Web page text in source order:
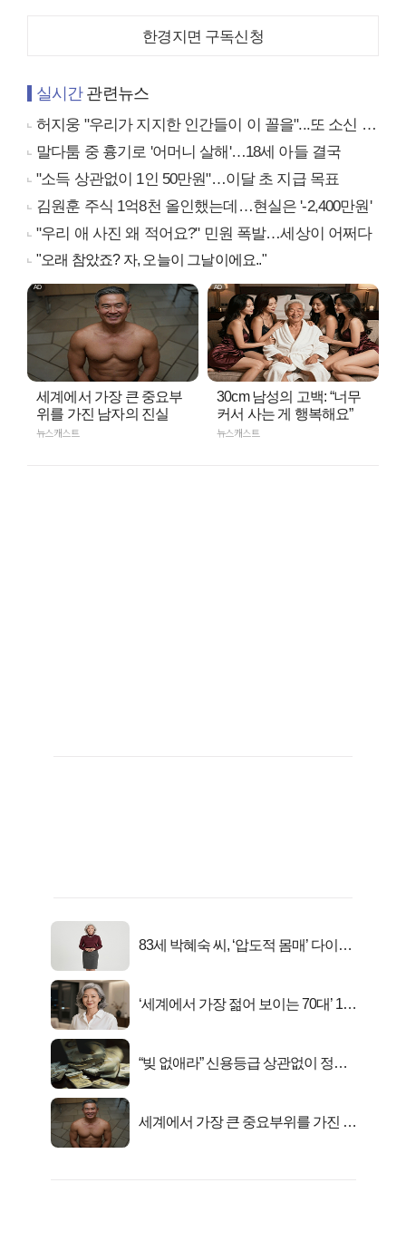
한경지면 구독신청
실시간관련뉴스
허지웅 "우리가 지지한 인간들이 이 꼴을"...또 소신 발언
말다툼 중 흉기로 '어머니 살해'…18세 아들 결국
"소득 상관없이 1인 50만원"…이달 초 지급 목표
김원훈 주식 1억8천 올인했는데…현실은 '-2,400만원'
"우리 애 사진 왜 적어요?" 민원 폭발…세상이 어쩌다
"오래 참았죠? 자, 오늘이 그날이에요.."
세계에서 가장 큰 중요부
위를 가진 남자의 진실
뉴스캐스트
30cm 남성의 고백: “너무
커서 사는 게 행복해요”
뉴스캐스트
83세 박혜숙 씨, ‘압도적 몸매’ 다이어
‘세계에서 가장 젊어 보이는 70대’ 1위
“빚 없애라” 신용등급 상관없이 정부
세계에서 가장 큰 중요부위를 가진 남